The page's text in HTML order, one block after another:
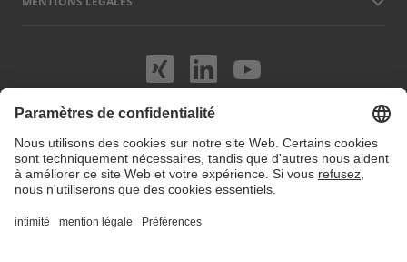
Rendez-nous
Rendez-
Les noms d’autres sociétés et produits mentionnés sur ce site peuvent
être des marques ou des marques déposées qui n’appartiennent pas à
LAP, mais à leurs exploitants respectifs. Notre site web utilise des
cookies. Vous pouvez gérer ou désactiver ces cookies dans les
préférences de cookies
. Pour plus d'informations, consultez notre site